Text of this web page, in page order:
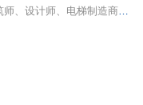
、电梯制造商和承包商广泛使用